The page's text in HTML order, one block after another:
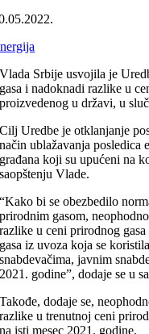
Vlada Srbije usvojila je
gasa i nadoknadi razlike u
proizvedenog u državi, u
Cilj Uredbe je otklanjanje
način ublažavanja posledica
građana koji su upućeni na
saopštenju Vlade.
“Kako bi se obezbedilo
prirodnim gasom,
razlike u ceni prirodnog
gasa iz uvoza koja se
snabdevačima, javnim
2021. godine”, dodaje se u
Takođe, dodaje se,
razlike u trenutnoj ceni
na isti mesec 2021. godine.